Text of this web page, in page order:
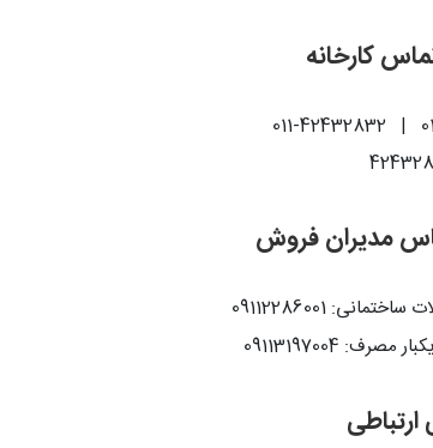
کارخانه
مدیران فروش
09112286001
09113197004